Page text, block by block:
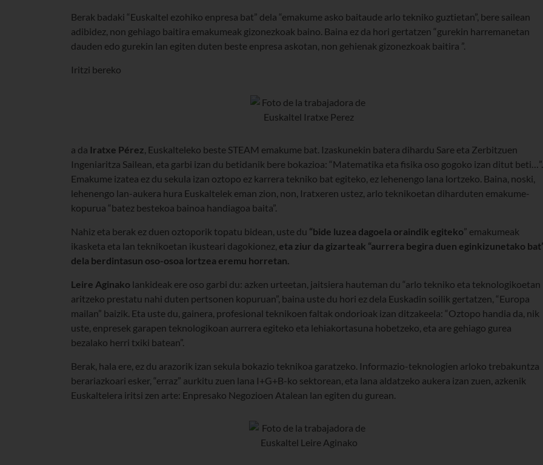
Berak badaki “Euskaltel ezohiko enpresa bat” dela “emakume asko baitaude arlo tekniko guztietan”, bere sailean
adibidez, non gehiago baitira emakumeak gizonezkoak baino. Baina ez da hori gertatzen “gurekin harremanetan
dauden edo gurekin lan egiten duten beste enpresa askotan, non gehienak gizonezkoak baitira ”.
Iritzi bereko
a da Iratxe Pérez , Euskalteleko beste STEAM emakume bat. Izaskunekin batera dihardu Sare eta Zerbitzuen
Ingeniaritza Sailean, eta garbi izan du betidanik bere bokazioa: “Matematika eta fisika oso gogoko izan ditut beti…”.
Emakume izatea ez du sekula izan oztopo ez karrera tekniko bat egiteko, ez lehenengo lana lortzeko. Baina, noski,
lehenengo lan-aukera hura Euskaltelek eman zion, non, Iratxeren ustez, arlo teknikoetan diharduten emakume-
kopurua “batez bestekoa bainoa handiagoa baita”.
Nahiz eta berak ez duen oztoporik topatu bidean, uste du “bide luzea dagoela oraindik egiteko” emakumeak
ikasketa eta lan teknikoetan ikusteari dagokionez, eta ziur da gizarteak “aurrera begira duen eginkizunetako
dela berdintasun oso-osoa lortzea eremu horretan.
Leire Aginako lankideak ere oso garbi du: azken urteetan, jaitsiera hauteman du “arlo tekniko eta teknologikoetan
aritzeko prestatu nahi duten pertsonen kopuruan”, baina uste du hori ez dela Euskadin soilik gertatzen, “Europa
mailan” baizik. Eta uste du, gainera, profesional teknikoen faltak ondorioak izan ditzakeela: “Oztopo handia da, nik
uste, enpresek garapen teknologikoan aurrera egiteko eta lehiakortasuna hobetzeko, eta are gehiago gurea
bezalako herri txiki batean”.
Berak, hala ere, ez du arazorik izan sekula bokazio teknikoa garatzeko. Informazio-teknologien arloko trebakuntza
berariazkoari esker, “erraz” aurkitu zuen lana I+G+B-ko sektorean, eta lana aldatzeko aukera izan zuen, azkenik
Euskaltelera iritsi zen arte: Enpresako Negozioen Atalean lan egiten du gurean.